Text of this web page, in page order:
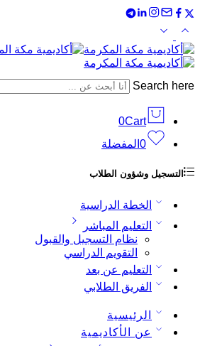
Search here
0Cart
0 المفضلة
التسجيل وشؤون الطلاب
الخطة الدراسية
التعليم المباشر
نظام التسجيل والقبول
التقويم الدراسي
التعليم عن بعد
الفريق الطلابي
الرئيسية
عن الأكاديمية